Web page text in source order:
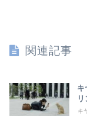
関連記事
キ
キ